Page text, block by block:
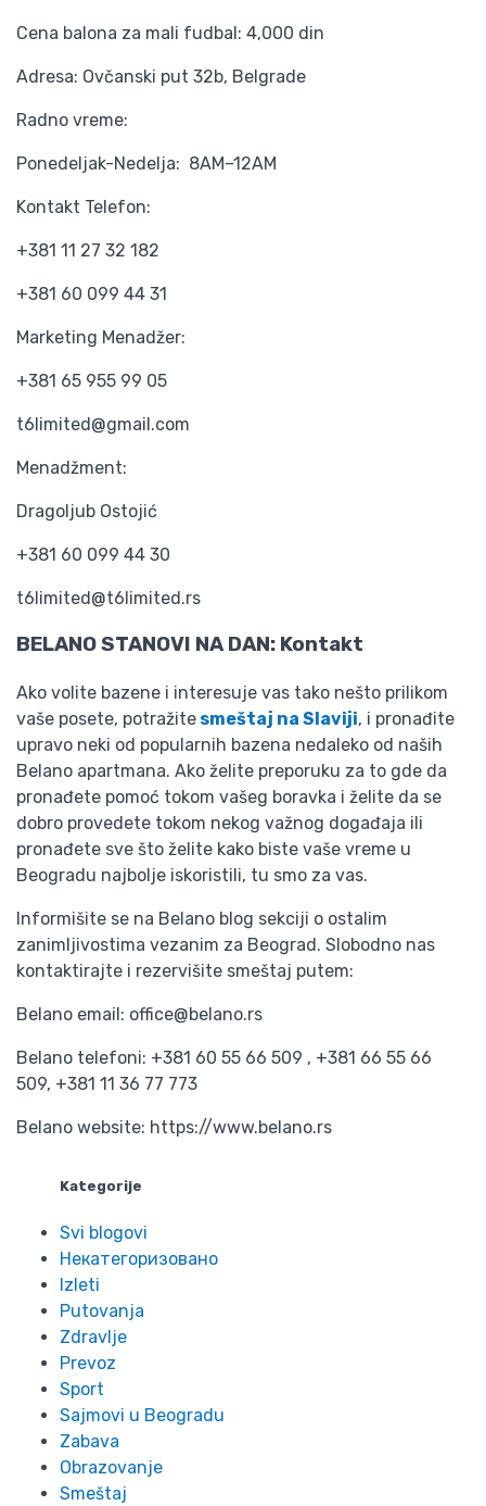
Cena balona za mali fudbal: 4,000 din
Adresa: Ovčanski put 32b, Belgrade
Radno vreme:
Ponedeljak-Nedelja: 8AM–12AM
Kontakt Telefon:
+381 11 27 32 182
+381 60 099 44 31
Marketing Menadžer:
+381 65 955 99 05
t6limited@gmail.com
Menadžment:
Dragoljub Ostojić
+381 60 099 44 30
t6limited@t6limited.rs
BELANO STANOVI NA DAN: Kontakt
Ako volite bazene i interesuje vas tako nešto prilikom
vaše posete, potražite smeštaj na Slaviji, i pronađite
upravo neki od popularnih bazena nedaleko od naših
Belano apartmana. Ako želite preporuku za to gde da
pronađete pomoć tokom vašeg boravka i želite da se
dobro provedete tokom nekog važnog događaja ili
pronađete sve što želite kako biste vaše vreme u
Beogradu najbolje iskoristili, tu smo za vas.
Informišite se na Belano blog sekciji o ostalim
zanimljivostima vezanim za Beograd. Slobodno nas
kontaktirajte i rezervišite smeštaj putem:
Belano email: office@belano.rs
Belano telefoni: +381 60 55 66 509 , +381 66 55 66
509, +381 11 36 77 773
Belano website: https://www.belano.rs
Kategorije
Svi blogovi
Некатегоризовано
Izleti
Putovanja
Zdravlje
Prevoz
Sport
Sajmovi u Beogradu
Zabava
Obrazovanje
Smeštaj